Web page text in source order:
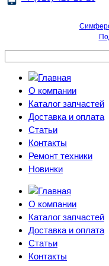
О компании
Каталог запчастей
Доставка и оплата
Статьи
Контакты
Ремонт техники
Новинки
О компании
Каталог запчастей
Доставка и оплата
Статьи
Контакты